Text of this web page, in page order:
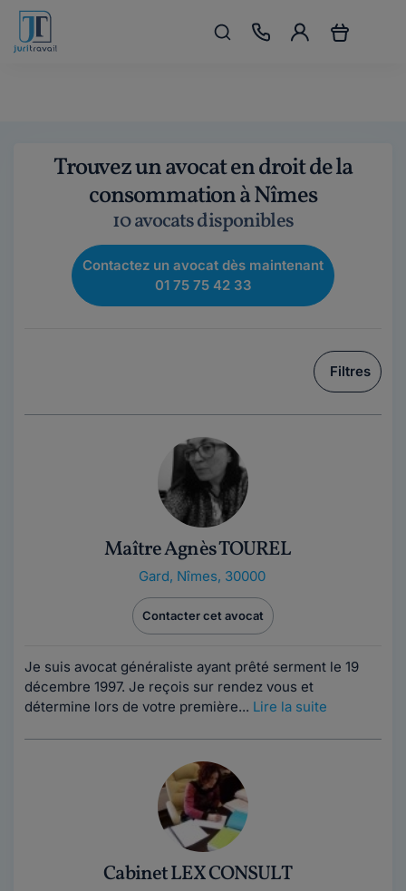
Trouvez un avocat en droit de la
consommation à Nîmes
10 avocats disponibles
Contactez un avocat dès maintenant
01 75 75 42 33
Filtres
Maître Agnès TOUREL
Gard, Nîmes, 30000
Contacter cet avocat
Je suis avocat généraliste ayant prêté serment le 19
décembre 1997. Je reçois sur rendez vous et
détermine lors de votre première... Lire la suite
Cabinet LEX CONSULT